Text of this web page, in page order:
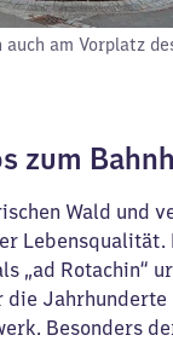
am Vorplatz
zum
Wald und
Lebensqualität.
„ad Rotachin“
die Jahrhunderte
Besonders